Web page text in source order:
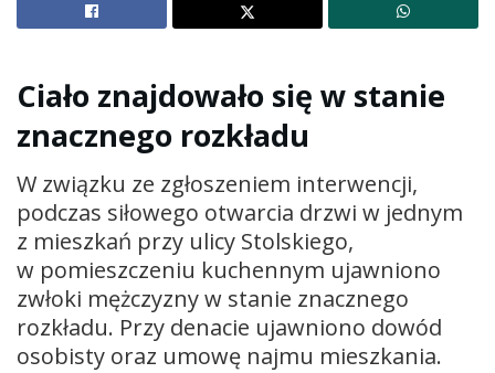
Ciało znajdowało się w stanie
znacznego rozkładu
W związku ze zgłoszeniem interwencji,
podczas siłowego otwarcia drzwi w jednym
z mieszkań przy ulicy Stolskiego,
w pomieszczeniu kuchennym ujawniono
zwłoki mężczyzny w stanie znacznego
rozkładu. Przy denacie ujawniono dowód
osobisty oraz umowę najmu mieszkania.